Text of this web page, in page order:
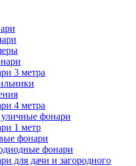
3 метра
4 метра
фонари
1 метр
фонари
фонари
для дачи и загородного